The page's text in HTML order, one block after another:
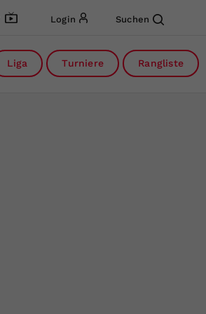
Login Suchen
Liga Turniere Rangliste